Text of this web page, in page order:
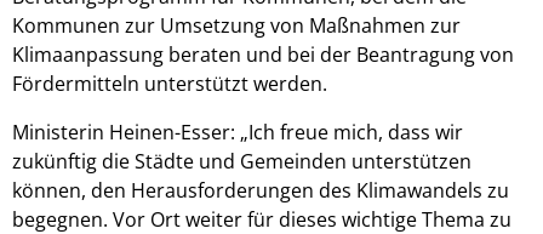
Kommunen zur Umsetzung von Maßnahmen zur
Klimaanpassung beraten und bei der Beantragung von
Fördermitteln unterstützt werden.
Ministerin Heinen-Esser: „Ich freue mich, dass wir
zukünftig die Städte und Gemeinden unterstützen
können, den Herausforderungen des Klimawandels zu
begegnen. Vor Ort weiter für dieses wichtige Thema zu